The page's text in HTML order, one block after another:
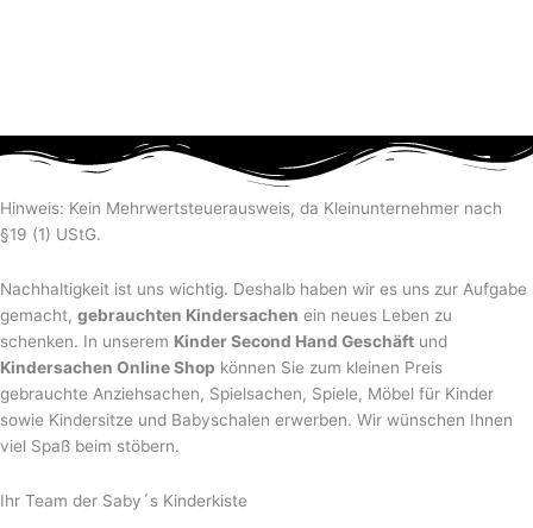
Hinweis: Kein Mehrwertsteuerausweis, da Kleinunternehmer nach
§19 (1) UStG.
Nachhaltigkeit ist uns wichtig. Deshalb haben wir es uns zur Aufgabe
gemacht, gebrauchten Kindersachen ein neues Leben zu
schenken. In unserem Kinder Second Hand Geschäft und
Kindersachen Online Shop können Sie zum kleinen Preis
gebrauchte Anziehsachen, Spiel­sachen, Spiele, Möbel für Kinder
sowie Kindersitze und Babyschalen erwerben. Wir wünschen Ihnen
viel Spaß beim stöbern.
Ihr Team der Saby´s Kinderkiste